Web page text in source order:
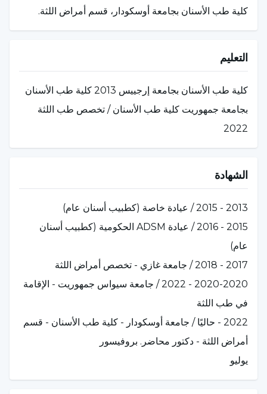
كلية طب الأسنان بجامعة أوسكودار، قسم أمراض اللثة.
التعليم
كلية طب الأسنان بجامعة إرجييس 2013 كلية طب الأسنان
بجامعة جمهوريت كلية طب الأسنان / تخصص طب اللثة
2022
الشهادة
2013 - 2015 / عيادة خاصة (كطبيب أسنان عام)
2015 - 2016 / عيادة ADSM الحكومية (كطبيب أسنان
عام)
2017 - 2018 / جامعة غازي - تخصص أمراض اللثة
2020-2020 - 2022 / جامعة سيواس جمهوريت - الإقامة
في طب اللثة
2022 - حاليًا / جامعة أوسكودار - كلية طب الأسنان - قسم
أمراض اللثة - دكتور محاضر. بروفيسور
يوليو